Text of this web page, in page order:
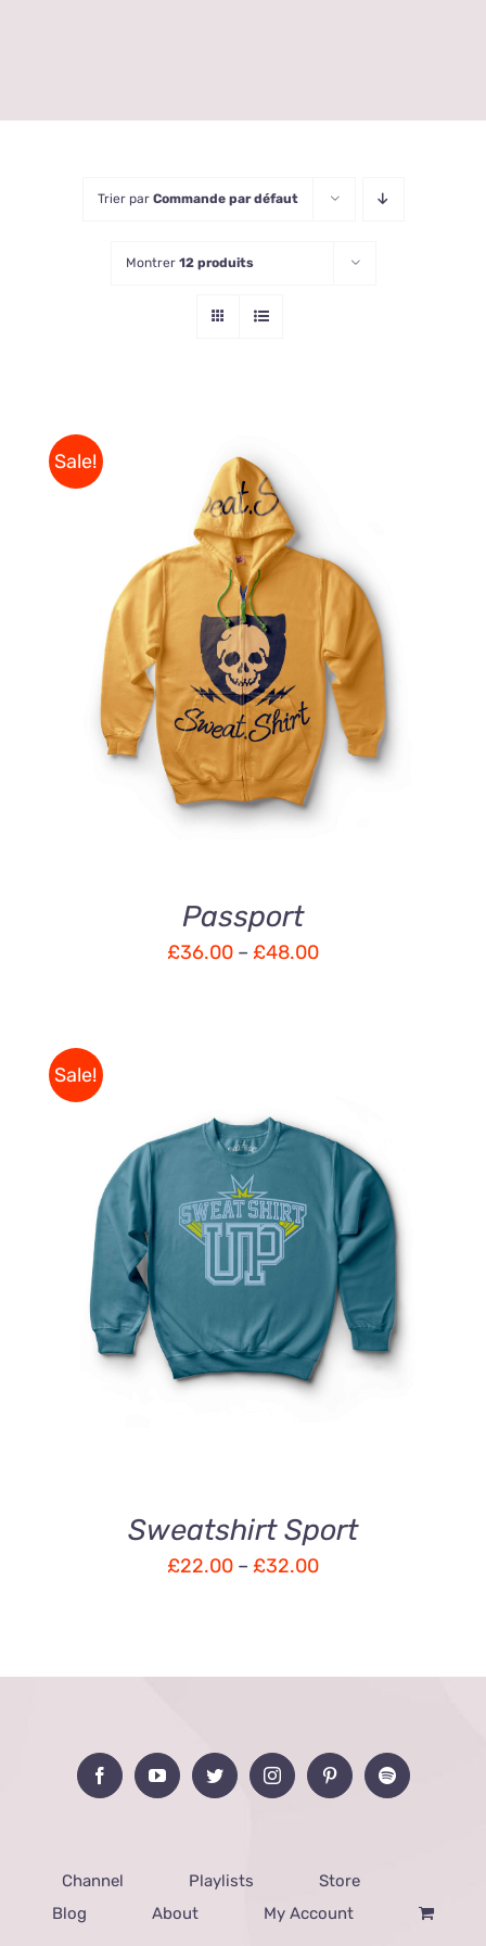
Trier par Commande par défaut
Montrer 12 produits
Sale!
DÉTAILS
Passport
£36.00 – £48.00
Sale!
DÉTAILS
Sweatshirt Sport
£22.00 – £32.00
Channel Playlists
Store
Blog
About My Account